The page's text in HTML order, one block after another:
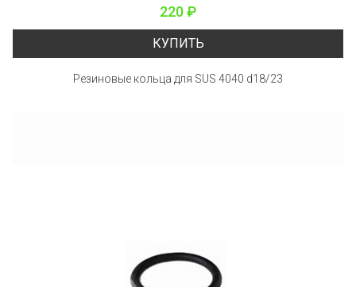
220 ₽
КУПИТЬ
Резиновые кольца для SUS 4040 d18/23